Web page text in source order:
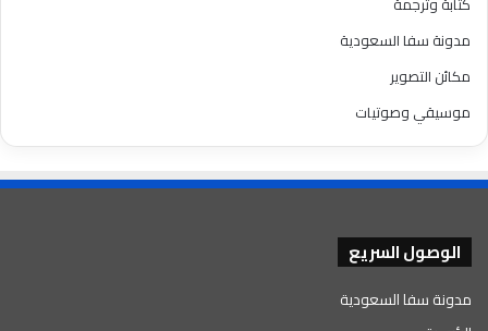
مدونة سفا السعودية
مكائن التصوير
موسيقي وصوتيات
الوصول السريع
مدونة سفا السعودية